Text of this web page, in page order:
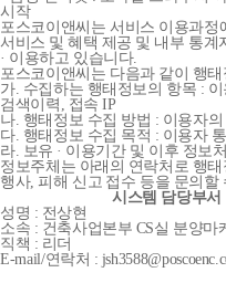
시작
포스코이앤씨는 서비스 이용과
서비스 및 혜택 제공 및 내부 통
· 이용하고 있습니다.
포스코이앤씨는 다음과 같이 행
가. 수집하는 행태정보의 항목 :
검색이력, 접속 IP
나. 행태정보 수집 방법 : 이용자
다. 행태정보 수집 목적 : 이용자
라. 보유 · 이용기간 및 이후 정보
정보주체는 아래의 연락처로 행
행사, 피해 신고 접수 등을 문의할
시스템 담당부서
성명 : 전상현
소속 : 건축사업본부 CS실 분양마
직책 : 리더
E-mail/연락처 :